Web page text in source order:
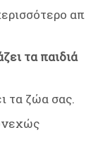
απ
τα παιδιά
τα ζώα σας.